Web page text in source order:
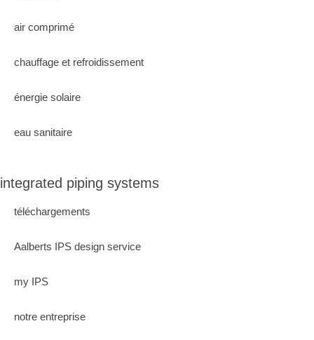
air comprimé
chauffage et refroidissement
énergie solaire
eau sanitaire
integrated piping systems
téléchargements
Aalberts IPS design service
my IPS
notre entreprise